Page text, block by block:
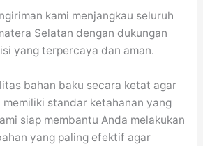
kami menjangkau seluruh
Selatan dengan dukungan
yang terpercaya dan aman.
bahan baku secara ketat agar
standar ketahanan yang
siap membantu Anda melakukan
yang paling efektif agar